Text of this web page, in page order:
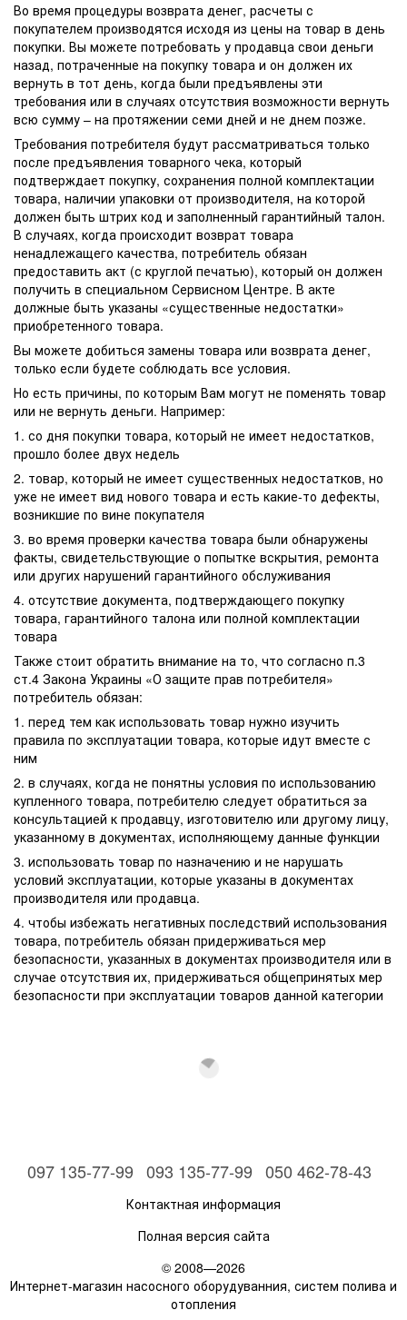
Во время процедуры возврата денег, расчеты с
покупателем производятся исходя из цены на товар в день
покупки. Вы можете потребовать у продавца свои деньги
назад, потраченные на покупку товара и он должен их
вернуть в тот день, когда были предъявлены эти
требования или в случаях отсутствия возможности вернуть
всю сумму – на протяжении семи дней и не днем позже.
Требования потребителя будут рассматриваться только
после предъявления товарного чека, который
подтверждает покупку, сохранения полной комплектации
товара, наличии упаковки от производителя, на которой
должен быть штрих код и заполненный гарантийный талон.
В случаях, когда происходит возврат товара
ненадлежащего качества, потребитель обязан
предоставить акт (с круглой печатью), который он должен
получить в специальном Сервисном Центре. В акте
должные быть указаны «существенные недостатки»
приобретенного товара.
Вы можете добиться замены товара или возврата денег,
только если будете соблюдать все условия.
Но есть причины, по которым Вам могут не поменять товар
или не вернуть деньги. Например:
1. со дня покупки товара, который не имеет недостатков,
прошло более двух недель
2. товар, который не имеет существенных недостатков, но
уже не имеет вид нового товара и есть какие-то дефекты,
возникшие по вине покупателя
3. во время проверки качества товара были обнаружены
факты, свидетельствующие о попытке вскрытия, ремонта
или других нарушений гарантийного обслуживания
4. отсутствие документа, подтверждающего покупку
товара, гарантийного талона или полной комплектации
товара
Также стоит обратить внимание на то, что согласно п.3
ст.4 Закона Украины «О защите прав потребителя»
потребитель обязан:
1. перед тем как использовать товар нужно изучить
правила по эксплуатации товара, которые идут вместе с
ним
2. в случаях, когда не понятны условия по использованию
купленного товара, потребителю следует обратиться за
консультацией к продавцу, изготовителю или другому лицу,
указанному в документах, исполняющему данные функции
3. использовать товар по назначению и не нарушать
условий эксплуатации, которые указаны в документах
производителя или продавца.
4. чтобы избежать негативных последствий использования
товара, потребитель обязан придерживаться мер
безопасности, указанных в документах производителя или в
случае отсутствия их, придерживаться общепринятых мер
безопасности при эксплуатации товаров данной категории
097 135-77-99 093 135-77-99 050 462-78-43
Контактная информация
Полная версия сайта
© 2008—2026
Интернет-магазин насосного оборудуванния, систем полива и
отопления